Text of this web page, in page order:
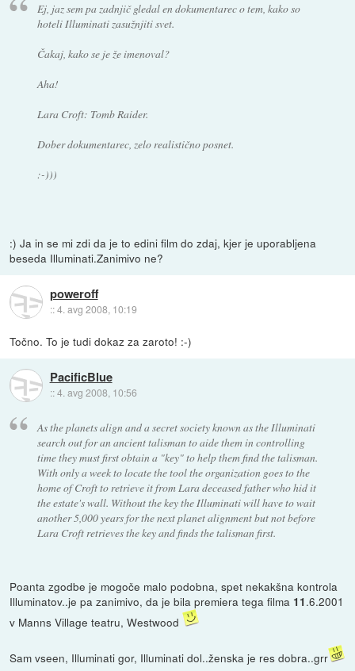
Ej, jaz sem pa zadnjič gledal en dokumentarec o tem, kako so
hoteli Illuminati zasužnjiti svet.
Čakaj, kako se je že imenoval?
Aha!
Lara Croft: Tomb Raider.
Dober dokumentarec, zelo realistično posnet.
:-)))
:) Ja in se mi zdi da je to edini film do zdaj, kjer je uporabljena
beseda Illuminati.Zanimivo ne?
poweroff
::4. avg 2008, 10:19
Točno. To je tudi dokaz za zaroto! :-)
PacificBlue
::4. avg 2008, 10:56
As the planets align and a secret society known as the Illuminati
search out for an ancient talisman to aide them in controlling
time they must first obtain a "key" to help them find the talisman.
With only a week to locate the tool the organization goes to the
home of Croft to retrieve it from Lara deceased father who hid it
the estate's wall. Without the key the Illuminati will have to wait
another 5,000 years for the next planet alignment but not before
Lara Croft retrieves the key and finds the talisman first.
Poanta zgodbe je mogoče malo podobna, spet nekakšna kontrola
Illuminatov..je pa zanimivo, da je bila premiera tega filma 11 .6.2001
v Manns Village teatru, Westwood
Sam vseen, Illuminati gor, Illuminati dol..ženska je res dobra..grr